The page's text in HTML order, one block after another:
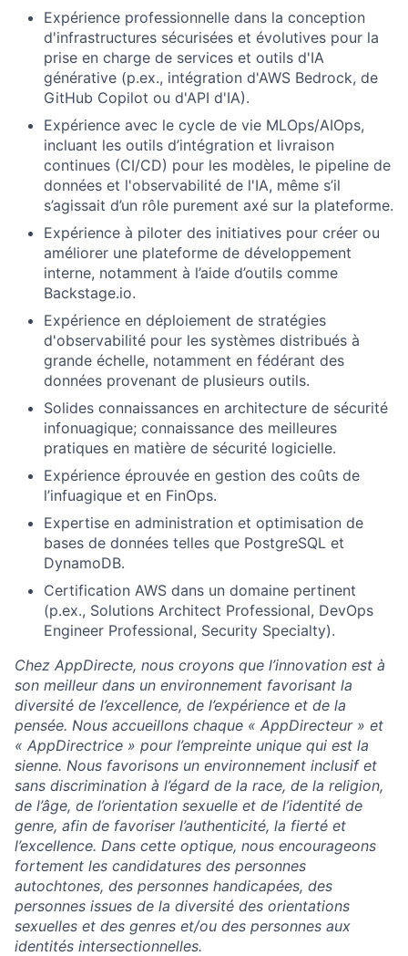
Expérience professionnelle dans la conception
d'infrastructures sécurisées et évolutives pour la
prise en charge de services et outils d'IA
générative (p.ex., intégration d'AWS Bedrock, de
GitHub Copilot ou d'API d'IA).
Expérience avec le cycle de vie MLOps/AIOps,
incluant les outils d’intégration et livraison
continues (CI/CD) pour les modèles, le pipeline de
données et l'observabilité de l'IA, même s’il
s’agissait d’un rôle purement axé sur la plateforme.
Expérience à piloter des initiatives pour créer ou
améliorer une plateforme de développement
interne, notamment à l’aide d’outils comme
Backstage.io.
Expérience en déploiement de stratégies
d'observabilité pour les systèmes distribués à
grande échelle, notamment en fédérant des
données provenant de plusieurs outils.
Solides connaissances en architecture de sécurité
infonuagique; connaissance des meilleures
pratiques en matière de sécurité logicielle.
Expérience éprouvée en gestion des coûts de
l’infuagique et en FinOps.
Expertise en administration et optimisation de
bases de données telles que PostgreSQL et
DynamoDB.
Certification AWS dans un domaine pertinent
(p.ex., Solutions Architect Professional, DevOps
Engineer Professional, Security Specialty).
Chez AppDirecte, nous croyons que l’innovation est à
son meilleur dans un environnement favorisant la
diversité de l’excellence, de l’expérience et de la
pensée. Nous accueillons chaque « AppDirecteur » et
« AppDirectrice » pour l’empreinte unique qui est la
sienne. Nous favorisons un environnement inclusif et
sans discrimination à l’égard de la race, de la religion,
de l’âge, de l’orientation sexuelle et de l’identité de
genre, afin de favoriser l’authenticité, la fierté et
l’excellence. Dans cette optique, nous encourageons
fortement les candidatures des personnes
autochtones, des personnes handicapées, des
personnes issues de la diversité des orientations
sexuelles et des genres et/ou des personnes aux
identités intersectionnelles.